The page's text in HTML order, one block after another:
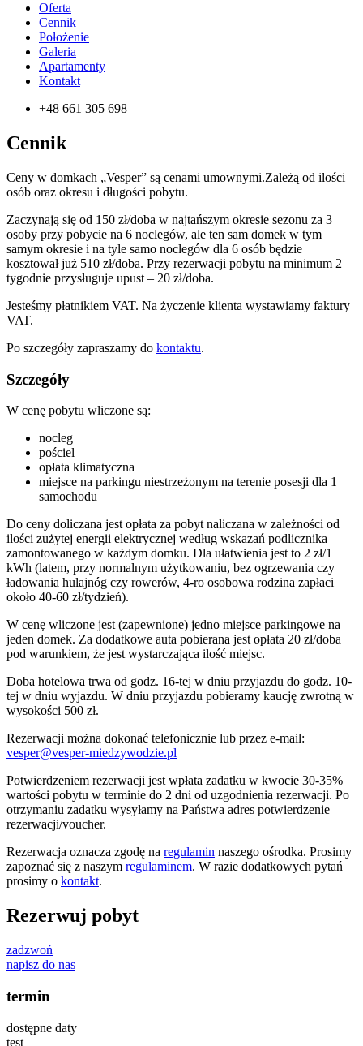
Oferta
Cennik
Położenie
Galeria
Apartamenty
Kontakt
+48 661 305 698
Cennik
Ceny w domkach „Vesper” są cenami umownymi.Zależą od ilości
osób oraz okresu i długości pobytu.
Zaczynają się od 150 zł/doba w najtańszym okresie sezonu za 3
osoby przy pobycie na 6 noclegów, ale ten sam domek w tym
samym okresie i na tyle samo noclegów dla 6 osób będzie
kosztował już 510 zł/doba. Przy rezerwacji pobytu na minimum 2
tygodnie przysługuje upust – 20 zł/doba.
Jesteśmy płatnikiem VAT. Na życzenie klienta wystawiamy faktury
VAT.
Po szczegóły zapraszamy do kontaktu.
Szczegóły
W cenę pobytu wliczone są:
nocleg
pościel
opłata klimatyczna
miejsce na parkingu niestrzeżonym na terenie posesji dla 1
samochodu
Do ceny doliczana jest opłata za pobyt naliczana w zależności od
ilości zużytej energii elektrycznej według wskazań podlicznika
zamontowanego w każdym domku. Dla ułatwienia jest to 2 zł/1
kWh (latem, przy normalnym użytkowaniu, bez ogrzewania czy
ładowania hulajnóg czy rowerów, 4-ro osobowa rodzina zapłaci
około 40-60 zł/tydzień).
W cenę wliczone jest (zapewnione) jedno miejsce parkingowe na
jeden domek. Za dodatkowe auta pobierana jest opłata 20 zł/doba
pod warunkiem, że jest wystarczająca ilość miejsc.
Doba hotelowa trwa od godz. 16-tej w dniu przyjazdu do godz. 10-
tej w dniu wyjazdu. W dniu przyjazdu pobieramy kaucję zwrotną w
wysokości 500 zł.
Rezerwacji można dokonać telefonicznie lub przez e-mail:
vesper@vesper-miedzywodzie.pl
Potwierdzeniem rezerwacji jest wpłata zadatku w kwocie 30-35%
wartości pobytu w terminie do 2 dni od uzgodnienia rezerwacji. Po
otrzymaniu zadatku wysyłamy na Państwa adres potwierdzenie
rezerwacji/voucher.
Rezerwacja oznacza zgodę na regulamin naszego ośrodka. Prosimy
zapoznać się z naszym regulaminem. W razie dodatkowych pytań
prosimy o kontakt.
Rezerwuj pobyt
zadzwoń
napisz do nas
termin
dostępne daty
test